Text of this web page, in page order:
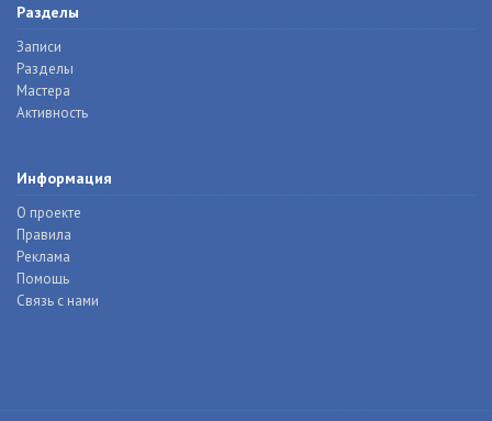
Разделы
Записи
Разделы
Мастера
Активность
Информация
О проекте
Правила
Реклама
Помощь
Связь с нами